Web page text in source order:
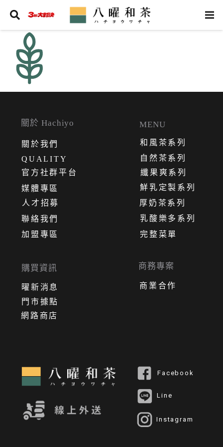
Facebook
人才招募
Instagram
關於 Hachiyo
關 於我們
QUALITY
官方社群平台
媒體專區
Line
網路商店
門市據點
曜新消息
購買資訊
聯絡我們
加盟專區
商務專案
商業合作
乳酸樂多系列
厚奶茶系列
鮮乳定製系列
纖果爽系列
自然茶系列
和風茶系列
MENU
完整菜單